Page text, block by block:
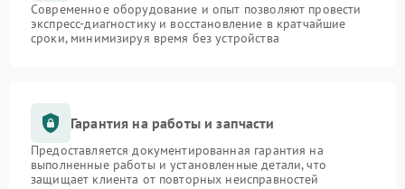
Современное оборудование и опыт позволяют провести
экспресс-диагностику и восстановление в кратчайшие
сроки, минимизируя время без устройства
Гарантия на работы и запчасти
Предоставляется документированная гарантия на
выполненные работы и установленные детали, что
защищает клиента от повторных неисправностей